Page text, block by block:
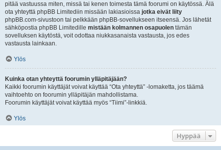
pitää vastuussa miten, missä tai kenen toimesta tämä foorumi on käytössä. Älä
ota yhteyttä phpBB Limitediin missään lakiasioissa jotka eivät liity
phpBB.com-sivustoon tai pelkkään phpBB-sovellukseen itseensä. Jos lähetät
sähköpostia phpBB Limitedille mistään kolmannen osapuolen tämän
sovelluksen käytöstä, voit odottaa niukkasanaista vastausta, jos edes
vastausta lainkaan.
Ylös
Kuinka otan yhteyttä foorumin ylläpitäjään?
Kaikki foorumin käyttäjät voivat käyttää “Ota yhteyttä” -lomaketta, jos täämä
vaihtoehto on foorumin ylläpitäjän mahdollistama.
Foorumin käyttäjät voivat käyttää myös “Tiimi”-linkkiä.
Ylös
Hyppää